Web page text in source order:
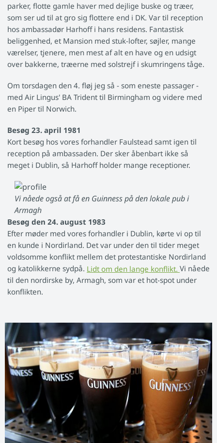
parker, flotte gamle haver med dejlige buske og træer,
som ser ud til at gro sig flottere end i DK. Var til reception
hos ambassadør Harhoff i hans residens. Fantastisk
beliggenhed, et Mansion med stuk-lofter, søjler, mange
værelser, tjenere, men mest af alt en have og en udsigt
over bakkerne, træerne med solstrejf i skumringens tåge.
Om torsdagen den 4. fløj jeg så - som eneste passager -
med Air Lingus' BA Trident til Birmingham og videre med
en Piper til Norwich.
Besøg 23. april 1981
Kort besøg hos vores forhandler Faulstead samt igen til
reception på ambassaden. Der sker åbenbart ikke så
meget i Dublin, så Harhoff holder mange receptioner.
Vi nåede også at få en Guinness på den lokale pub i
Armagh
Besøg den 24. august 1983
Efter møder med vores forhandler i Dublin, kørte vi op til
en kunde i Nordirland. Det var under den til tider meget
voldsomme konflikt mellem det protestantiske Nordirland
og katolikkerne sydpå. Lidt om den lange konflikt. Vi nåede
til den nordirske by, Armagh, som var et hot-spot under
konflikten.